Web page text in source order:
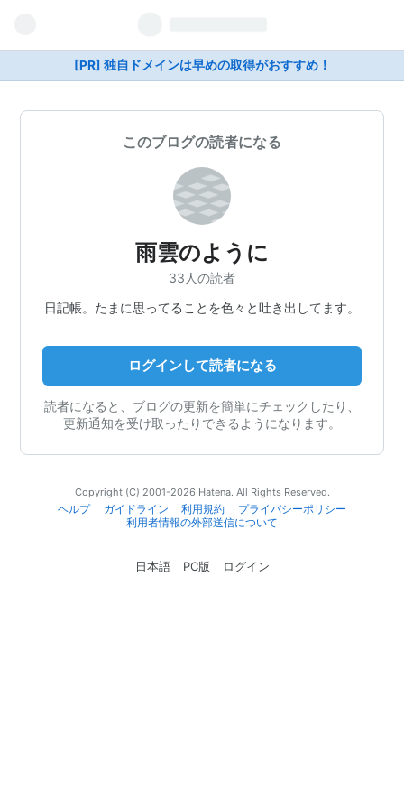
[PR] 独自ドメインは早めの取得がおすすめ！
このブログの読者になる
雨雲のように
33人の読者
日記帳。たまに思ってることを色々と吐き出してます。
ログインして読者になる
読者になると、ブログの更新を簡単にチェックしたり、
更新通知を受け取ったりできるようになります。
Copyright (C) 2001-2026 Hatena. All Rights Reserved.
ヘルプ
ガイドライン 利用規約
プライバシーポリシー
利用者情報の外部送信について
日本語 PC版 ログイン